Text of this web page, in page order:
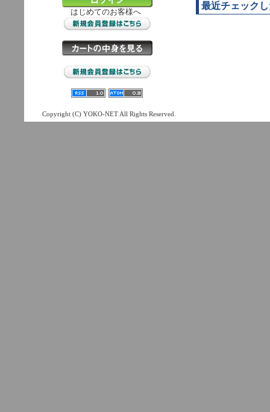
はじめてのお客様へ
最近チェック
Copyright (C) YOKO-NET All Rights Reserved.